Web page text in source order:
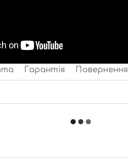
Гарантія Повернення